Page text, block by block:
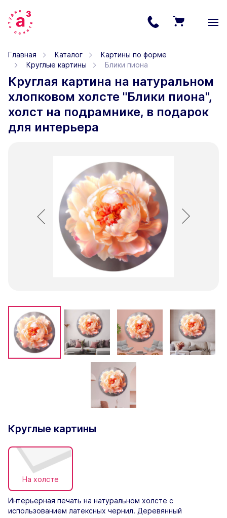
Главная Каталог
Картины по форме
Круглые картины
Блики пиона
Круглая картина на натуральном
хлопковом холсте "Блики пиона",
холст на подрамнике, в подарок
для интерьера
Круглые картины
На холсте
Интерьерная печать на натуральном холсте с
использованием латексных чернил. Деревянный